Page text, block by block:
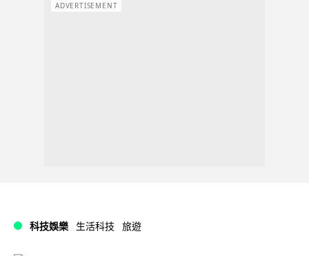
ADVERTISEMENT
科技娛樂 生活科技 旅遊